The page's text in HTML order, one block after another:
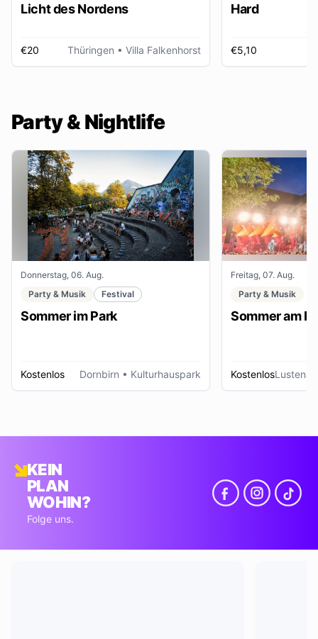
Licht des Nordens
€20 Thüringen • Villa Falkenhorst
Hard
€5,10
Party & Nightlife
Donnerstag, 06. Aug.
Party & Musik
Festival
Sommer im Park
Kostenlos Dornbirn • Kulturhauspark
Freitag, 07. Aug.
Party & Musik
Sommer am
KostenlosLustenau
KEIN
PLAN
WOHIN?
Folge uns.